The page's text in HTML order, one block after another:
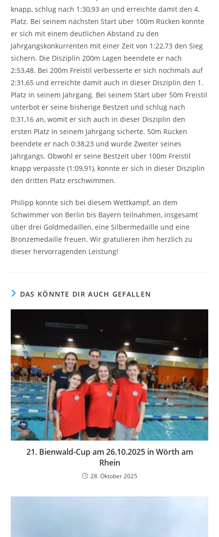
knapp, schlug nach 1:30,93 an und erreichte damit den 4.
Platz. Bei seinem nächsten Start über 100m Rücken konnte
er sich mit einem deutlichen Abstand zu den
Jahrgangskonkurrenten mit einer Zeit von 1:22,73 den Sieg
sichern. Die Disziplin 200m Lagen beendete er nach
2:53,48. Bei 200m Freistil verbesserte er sich nochmals auf
2:31,65 und erreichte damit auch in dieser Disziplin den 1.
Platz in seinem Jahrgang. Bei seinem Start über 50m Freistil
unterbot er seine bisherige Bestzeit und schlug nach
0:31,16 an, womit er sich auch in dieser Disziplin den
ersten Platz in seinem Jahrgang sicherte. 50m Rücken
beendete er nach 0:38,23 und wurde Zweiter seines
Jahrgangs. Obwohl er seine Bestzeit über 100m Freistil
knapp verpasste (1:09,91), konnte er sich in dieser Disziplin
den dritten Platz erschwimmen.
Philipp konnte sich bei diesem Wettkampf, an dem
Schwimmer von Berlin bis Bayern teilnahmen, insgesamt
über drei Goldmedaillen, eine Silbermedaille und eine
Bronzemedaille freuen. Wir gratulieren ihm herzlich zu
dieser hervorragenden Leistung!
DAS KÖNNTE DIR AUCH GEFALLEN
21. Bienwald-Cup am 26.10.2025 in Wörth am
Rhein
28. Oktober 2025